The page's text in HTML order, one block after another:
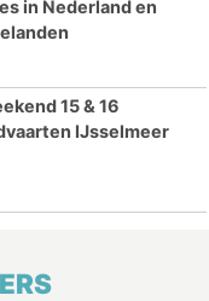
in Nederland en
15 & 16
IJsselmeer